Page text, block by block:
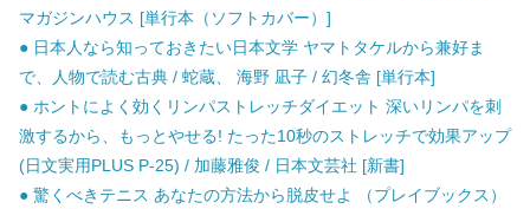
マガジンハウス [単行本（ソフトカバー）]
● 日本人なら知っておきたい日本文学 ヤマトタケルから兼好ま
で、人物で読む古典 / 蛇蔵、 海野 凪子 / 幻冬舎 [単行本]
● ホントによく効くリンパストレッチダイエット 深いリンパを刺
激するから、もっとやせる! たった10秒のストレッチで効果アップ
(日文実用PLUS P-25) / 加藤雅俊 / 日本文芸社 [新書]
● 驚くべきテニス あなたの方法から脱皮せよ （プレイブックス）